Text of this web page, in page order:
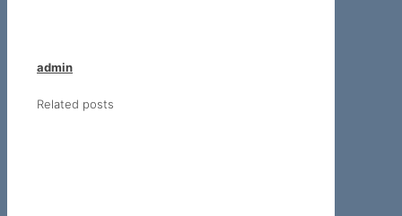
admin
Related posts